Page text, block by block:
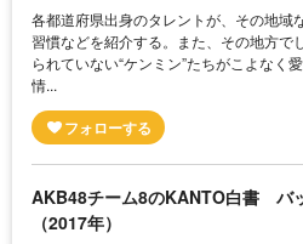
各都道府県出身のタレントが、その地域
習慣などを紹介する。また、その地方で
られていない“ケンミン”たちがこよなく
情...
AKB48チーム8のKANTO白書 バ
（2017年）